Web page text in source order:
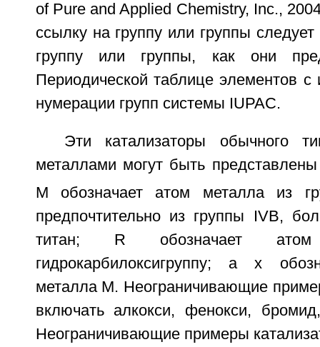
of Pure and Applied Chemistry, Inc.,
ссылку на группу или группы
группу или группы, как они
Периодической таблице элементов с
нумерации групп системы IUPAC.
Эти катализаторы обычного
металлами могут быть
М обозначает атом металла из
предпочтительно из группы IVB,
титан; R обозначает
гидрокарбилоксигруппу; а х
металла М. Неограничивающие
включать алкокси, фенокси,
Неограничивающие примеры